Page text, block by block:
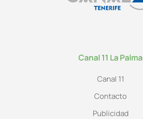
Canal 11 La Palma
Canal 11
Contacto
Publicidad